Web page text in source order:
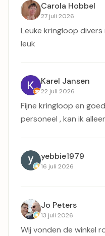
Carola Hobbel
27 juli 2026
Leuke kringloop
leuk
Karel Jansen
22 juli 2026
Fijne kringloop en
personeel , kan ik
yebbie1979
16 juli 2026
Jo Peters
13 juli 2026
Wij vonden de winkel